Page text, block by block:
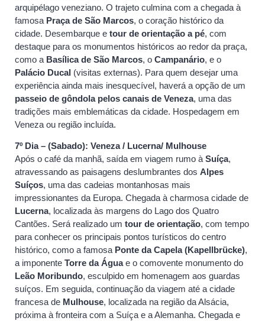
arquipélago veneziano. O trajeto culmina com a chegada à
famosa Praça de São Marcos, o coração histórico da
cidade. Desembarque e tour de orientação a pé, com
destaque para os monumentos históricos ao redor da praça,
como a Basílica de São Marcos, o Campanário, e o
Palácio Ducal (visitas externas). Para quem desejar uma
experiência ainda mais inesquecível, haverá a opção de um
passeio de gôndola pelos canais de Veneza, uma das
tradições mais emblemáticas da cidade. Hospedagem em
Veneza ou região incluída.
7º Dia – (Sabado): Veneza / Lucerna/ Mulhouse
Após o café da manhã, saída em viagem rumo à Suíça,
atravessando as paisagens deslumbrantes dos Alpes
Suíços, uma das cadeias montanhosas mais
impressionantes da Europa. Chegada à charmosa cidade de
Lucerna, localizada às margens do Lago dos Quatro
Cantões. Será realizado um tour de orientação, com tempo
para conhecer os principais pontos turísticos do centro
histórico, como a famosa Ponte da Capela (Kapellbrücke),
a imponente Torre da Águae o comovente monumento do
Leão Moribundo, esculpido em homenagem aos guardas
suíços. Em seguida, continuação da viagem até a cidade
francesa de Mulhouse, localizada na região da Alsácia,
próxima à fronteira com a Suíça e a Alemanha. Chegada e